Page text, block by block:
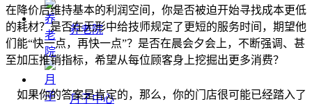
养老院
月子中心
在降价后维持基本的利润空间，你是否被迫开始寻找成本更低
的耗材？是否在无形中给技师规定了更短的服务时间，期望他
们能“快一点，再快一点”？是否在晨会夕会上，不断强调、甚
至加压推销指标，希望从每位顾客身上挖掘出更多消费？
如果你的答案是肯定的，那么，你的门店很可能已经踏入了